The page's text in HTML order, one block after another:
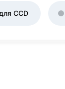
CCD